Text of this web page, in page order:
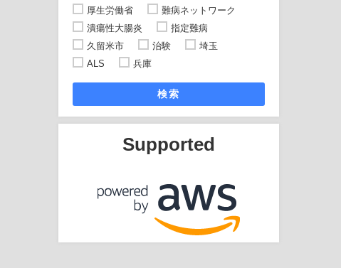
厚生労働省
難病ネットワーク
潰瘍性大腸炎
指定難病
久留米市
治験
埼玉
ALS
兵庫
検索
Supported